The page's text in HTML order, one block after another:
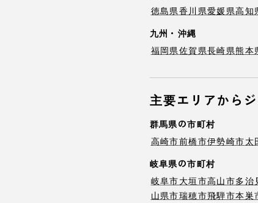
徳島県香川県愛媛県高知
九州・沖縄
福岡県佐賀県長崎県熊本
主要エリアから
群馬県の市町村
高崎市前橋市伊勢崎市太
岐阜県の市町村
岐阜市大垣市高山市多治
山県市瑞穂市飛騨市本巣